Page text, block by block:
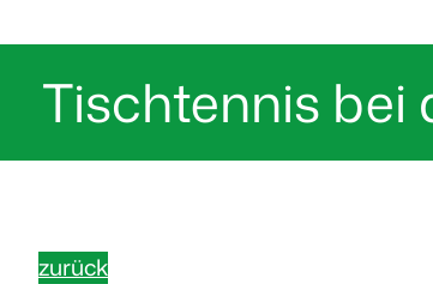
Tischtennis bei
zurück